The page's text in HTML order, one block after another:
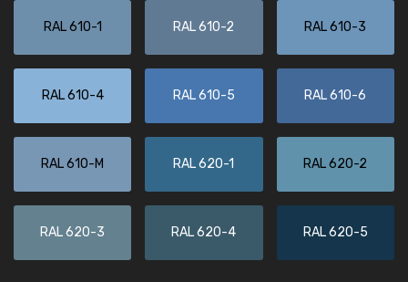
RAL 610-1 RAL 610-2 RAL 610-3
RAL 610-4 RAL 610-5 RAL 610-6
RAL 610-M RAL 620-1 RAL 620-2
RAL 620-3 RAL 620-4 RAL 620-5